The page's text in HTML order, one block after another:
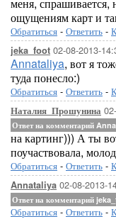
ощущениям карт и
Обратиться - Ответить -
jeka_foot 02-08-2013-
Annataliya, вот я
туда понесло:)
Обратиться - Ответить -
Наталия_Прошунина
Ответ на комментарий
на картинг))) А ты
поучаствовала,
Обратиться - Ответить -
Annataliya 02-08-2013-
Ответ на комментарий
Обратиться - Ответить -